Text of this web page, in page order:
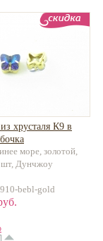
хрусталя К9 в
море, золотой,
Дунчжоу
bebl-gold